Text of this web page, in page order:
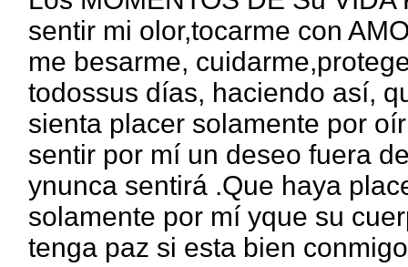
sentir mi olor,tocarme con
me besarme,
todossus días, haciendo así,
sienta placer solamente por
sentir por mí un deseo fuera
ynunca sentirá .Que haya
solamente por mí yque su
tenga paz si esta bien